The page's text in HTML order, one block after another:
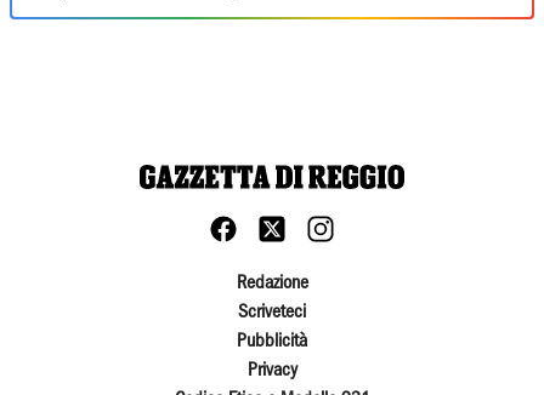
Redazione
Scriveteci
Pubblicità
Privacy